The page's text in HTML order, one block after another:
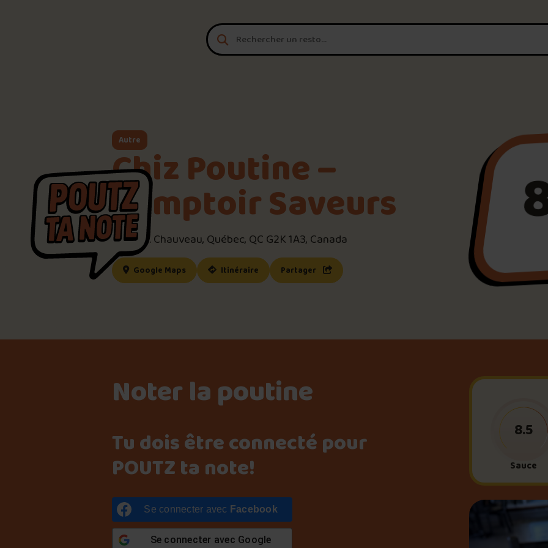
T'es un vrai
Connecte-toipour POUTZ ta
Trouve une POUTZ sur la
Palmarès des meilleures
Le palmarès d’Olivier
Foire aux questions
Me connecter
Autre
Chiz Poutine –
Comptoir Saveurs
1465 Av. Chauveau, Québec, QC G2K 1A3, Canada
Google Maps (ce lien s’ouvrira dans une nouvelle fenêtre)
Itinéraire (ce lien s’ouvrira dans une nouvelle fenêtre)
Partager
Noter la poutine
Tu dois être connecté pour
POUTZ ta note!
Se connecter avec Facebook
Se connecter avec Google
Sauce
8.5